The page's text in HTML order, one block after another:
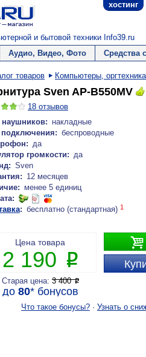
хостинг
и бытовой техники Info39.ru
Аудио, Видео, Фото Средства
товаров Компьютеры, оргтехника
Sven AP-B550MV
18 отзывов
наушников:
накладные
беспроводные
да
громкости: да
Sven
12 месяцев
менее 5 единиц
: бесплатно (стандартная) 1

Цена товара
2 190 P
Старая цена: 3 400P
до 80*бонусов
Что такое бонусы? · Узнать о